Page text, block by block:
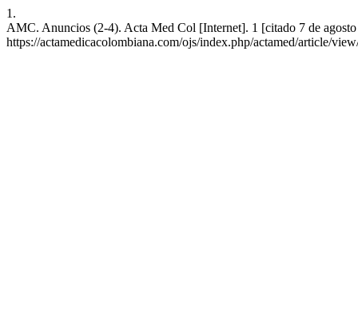
1.
AMC. Anuncios (2-4). Acta Med Col [Internet]. 1 [citado 7 de
https://actamedicacolombiana.com/ojs/index.php/actamed/article/